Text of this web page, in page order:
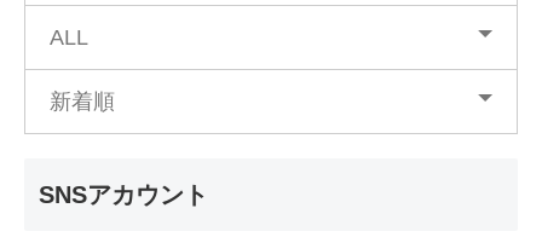
ALL
新着順
SNSアカウント